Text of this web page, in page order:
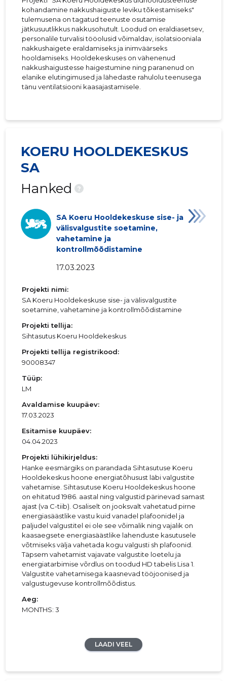
kohandamine nakkushaiguste leviku tõkestamiseks"
tulemusena on tagatud teenuste osutamise
jätkusuutlikkus nakkusohutult. Loodud on eraldiasetsev,
personalile turvalisi tööolusid võimaldav, isolatsiooniala
nakkushaigete eraldamiseks ja inimväärseks
hooldamiseks. Hooldekeskuses on vähenenud
nakkushaigustesse haigestumine ning paranenud on
elanike elutingimused ja lähedaste rahulolu teenusega
tänu ventilatsiooni kaasajastamisele.
KOERU HOOLDEKESKUS
SA
Hanked
?
SA Koeru Hooldekeskuse sise- ja
välisvalgustite soetamine,
vahetamine ja
kontrollmõõdistamine
17.03.2023
Projekti nimi:
SA Koeru Hooldekeskuse sise- ja välisvalgustite
soetamine, vahetamine ja kontrollmõõdistamine
Projekti tellija:
Sihtasutus Koeru Hooldekeskus
Projekti tellija registrikood:
90008347
Tüüp:
LM
Avaldamise kuupäev:
17.03.2023
Esitamise kuupäev:
04.04.2023
Projekti lühikirjeldus:
Hanke eesmärgiks on parandada Sihtasutuse Koeru
Hooldekeskus hoone energiatõhusust läbi valgustite
vahetamise. Sihtasutuse Koeru Hooldekeskus hoone
on ehitatud 1986. aastal ning valgustid pärinevad samast
ajast (va C-tiib). Osaliselt on jooksvalt vahetatud pirne
energiasäästlike vastu kuid vanadel plafoonidel ja
paljudel valgustitel ei ole see võimalik ning vajalik on
kaasaegsete energiasäästlike lahenduste kasutusele
võtmiseks välja vahetada kogu valgusti sh plafoonid.
Täpsem vahetamist vajavate valgustite loetelu ja
energiatarbimise võrdlus on toodud HD tabelis Lisa 1.
Valgustite vahetamisega kaasnevad tööjoonised ja
valgustugevuse kontrollmõõdistus.
Aeg:
MONTHS: 3
LAADI VEEL